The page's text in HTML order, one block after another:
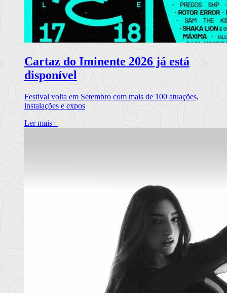
Cartaz do Iminente 2026 já está
disponível
Festival volta em Setembro com mais de 100 atuações,
instalações e expos
Ler mais+